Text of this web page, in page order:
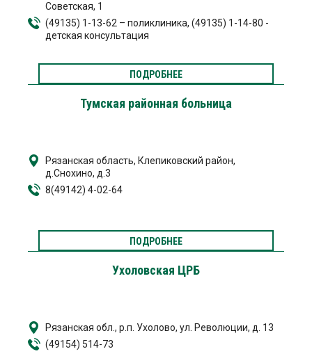
Советская, 1
(49135) 1-13-62 – поликлиника, (49135) 1-14-80 -
детская консультация
ПОДРОБНЕЕ
Тумская районная больница
Рязанская область, Клепиковский район,
д.Снохино, д.3
8(49142) 4-02-64
ПОДРОБНЕЕ
Ухоловская ЦРБ
Рязанская обл., р.п. Ухолово, ул. Революции, д. 13
(49154) 514-73